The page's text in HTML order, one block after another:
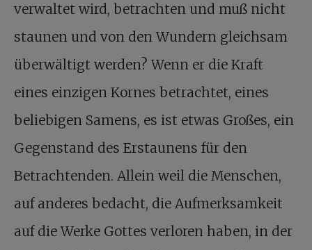
verwaltet wird, betrachten und muß nicht
staunen und von den Wundern gleichsam
überwältigt werden? Wenn er die Kraft
eines einzigen Kornes betrachtet, eines
beliebigen Samens, es ist etwas Großes, ein
Gegenstand des Erstaunens für den
Betrachtenden. Allein weil die Menschen,
auf anderes bedacht, die Aufmerksamkeit
auf die Werke Gottes verloren haben, in der